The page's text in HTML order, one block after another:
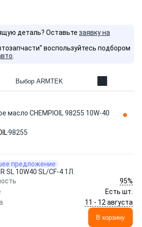
деталь? Оставьте заявку на
воспользуйтесь подбором
Выбор ARMTEK
масло CHEMPIOIL 98255 10W-40
98255
предложение
SL 10W40 SL/CF-4 1Л.
95%
Есть шт.
11 - 12 августа
В корзину